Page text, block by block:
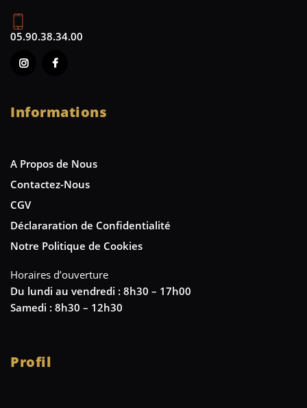
05.90.38.34.00
Informations
A Propos de Nous
Contactez-Nous
CGV
Déclararation de Confidentialité
Notre Politique de Cookies
Horaires d’ouverture
Du lundi au vendredi : 8h30 – 17h00
Samedi : 8h30 – 12h30
Profil